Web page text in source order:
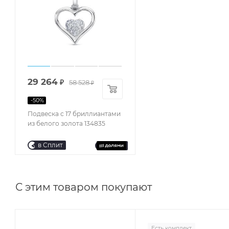
Подвеска с 17 бриллиантами
из белого золота 134835
29 264 ₽ 58 528₽
-50%
в Сплит
С этим товаром покупают